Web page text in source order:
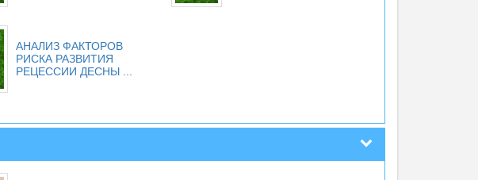
АНАЛИЗ ФАКТОРОВ
РИСКА РАЗВИТИЯ
РЕЦЕССИИ ДЕСНЫ ...